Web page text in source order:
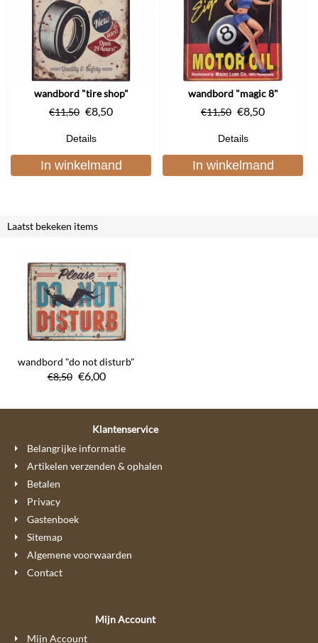
wandbord "tire shop"
€11,50 €8,50
Details
In winkelmand
wandbord "magic 8"
€11,50 €8,50
Details
In winkelmand
Laatst bekeken items
wandbord "do not disturb"
€8,50 €6,00
Klantenservice
Belangrijke informatie
Artikelen verzenden & ophalen
Betalen
Privacy
Gastenboek
Sitemap
Algemene voorwaarden
Contact
Mijn Account
Mijn Account